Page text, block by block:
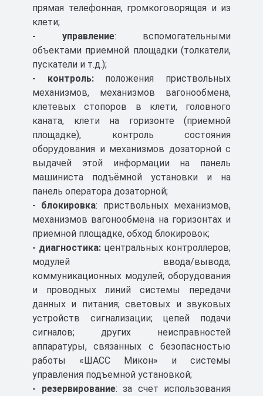
прямая телефонная, громкоговорящая и из
клети;
- управление: вспомогательными
объектами приемной площадки (толкатели,
пускатели и т.д.);
- контроль:положения приствольных
механизмов, механизмов вагонообмена,
клетевых стопоров в клети, головного
каната, клети на горизонте (приемной
площадке), контроль состояния
оборудования и механизмов дозаторной с
выдачей этой информации на панель
машиниста подъёмной установки и на
панель оператора дозаторной;
- блокировка: приствольных механизмов,
механизмов вагонообмена на горизонтах и
приемной площадке, обход блокировок;
- диагностика: центральных контроллеров;
модулей ввода/вывода;
коммуникационных модулей; оборудования
и проводных линий системы передачи
данных и питания; световых и звуковых
устройств сигнализации; цепей подачи
сигналов; других неисправностей
аппаратуры, связанных с безопасностью
работы «ШАСС Микон» и системы
управления подъемной установкой;
- резервирование: за счет использования